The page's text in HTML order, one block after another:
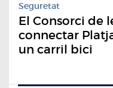
Seguretat
El Consorci de
connectar
un carril bici